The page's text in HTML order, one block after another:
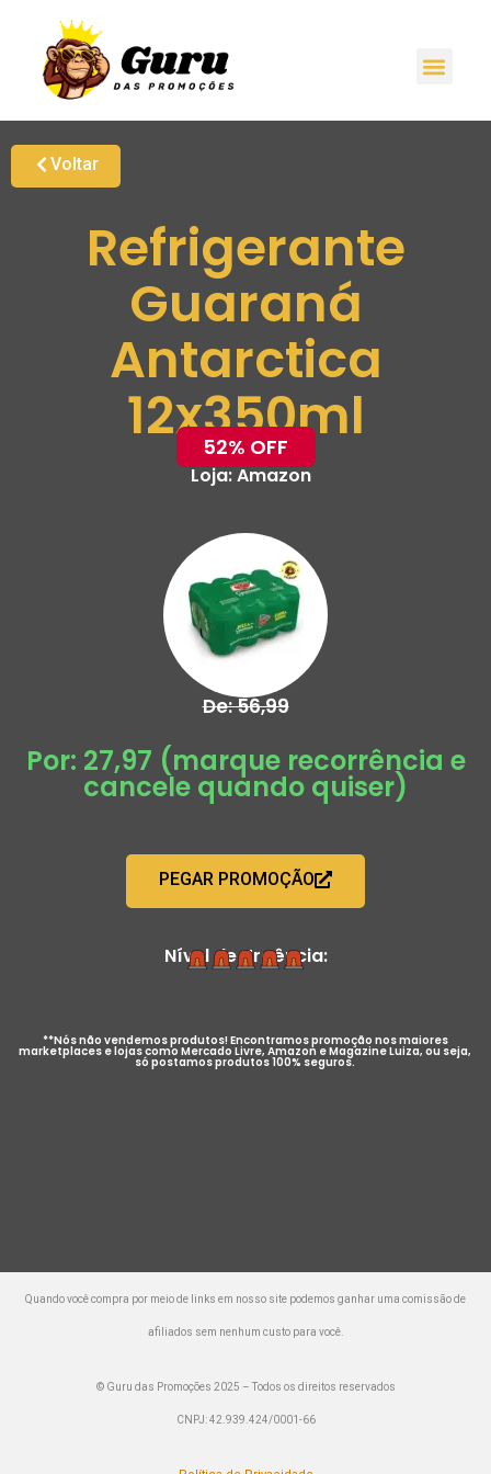
Voltar
Refrigerante
Guaraná
Antarctica
12x350ml
52% OFF
Loja:Amazon
De: 56,99
Por: 27,97 (marque recorrência e
cancele quando quiser)
PEGAR PROMOÇÃO
Nível de Urgência:
**Nós não vendemos produtos! Encontramos promoção nos maiores
marketplaces e lojas como Mercado Livre, Amazon e Magazine Luiza, ou seja,
só postamos produtos 100% seguros.
Quando você compra por meio de links em nosso site podemos ganhar uma comissão de
afiliados sem nenhum custo para você.
© Guru das Promoções 2025 – Todos os direitos reservados
CNPJ: 42.939.424/0001-66